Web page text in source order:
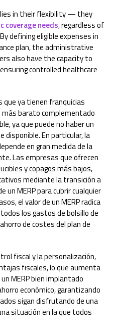
in their flexibility — they
coverage needs, regardless of
defining eligible expenses in
plan, the administrative
also have the capacity to
controlled healthcare
que ya tienen franquicias
más barato complementado
ya que puede no haber un
disponible. En particular, la
en gran medida de la
Las empresas que ofrecen
y copagos más bajos,
mediante la transición a
un MERP para cubrir cualquier
el valor de un MERP radica
los gastos de bolsillo de
de costes del plan de
fiscal y la personalización,
fiscales, lo que aumenta
MERP bien implantado
económico, garantizando
sigan disfrutando de una
situación en la que todos